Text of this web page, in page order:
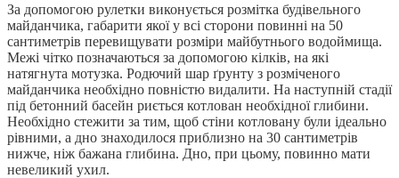
За допомогою рулетки виконується розмітка будівельного
майданчика, габарити якої у всі сторони повинні на 50
сантиметрів перевищувати розміри майбутнього водоймища.
Межі чітко позначаються за допомогою кілків, на які
натягнута мотузка. Родючий шар ґрунту з розміченого
майданчика необхідно повністю видалити. На наступній стадії
під бетонний басейн риється котлован необхідної глибини.
Необхідно стежити за тим, щоб стіни котловану були ідеально
рівними, а дно знаходилося приблизно на 30 сантиметрів
нижче, ніж бажана глибина. Дно, при цьому, повинно мати
невеликий ухил.